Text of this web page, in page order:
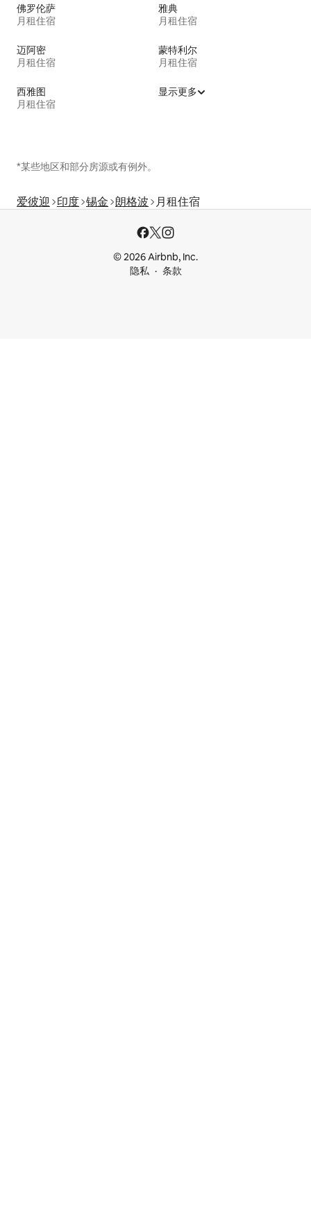
佛罗伦萨
月租住宿
雅典
月租住宿
迈阿密
月租住宿
蒙特利尔
月租住宿
西雅图
月租住宿
显示更多
*某些地区和部分房源或有例外。
爱彼迎 印度 锡金 朗格波 月租住宿
© 2026 Airbnb, Inc.
隐私
条款